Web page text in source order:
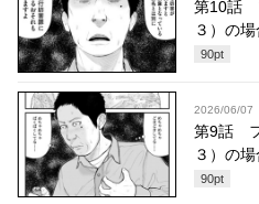
第10話
３）の
90pt
2026/06/07
第9話
３）の
90pt